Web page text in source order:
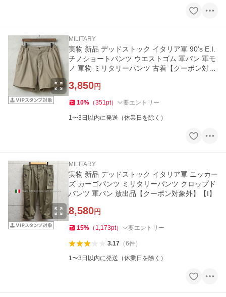
MILITARY
実物 新品 デッドストック イタリア軍 90’s E.I.
チノショートパンツ ウエストゴム 軍パン 軍モ
ノ 軍物 ミリタリーパンツ 古着【クーポン対象
3,850円
10% （351pt） 要エントリー
1〜3日以内に発送（休業日を除く）
MILITARY
実物 新品 デッドストック イタリア軍 ニッカー
ズ カーゴパンツ ミリタリーパンツ クロップド
パンツ 軍パン 放出品【クーポン対象外】【I】
8,580円
15% （ 1,173pt） 要エントリー
3.17（6件）
1〜3日以内に発送（休業日を除く）